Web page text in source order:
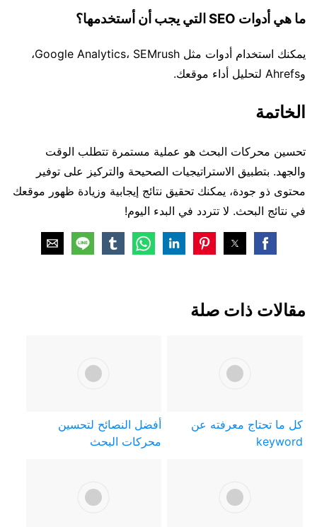
ما هي أدوات SEO التي يجب أن أستخدمها؟
يمكنك استخدام أدوات مثل Google Analytics، SEMrush،
وAhrefs لتحليل أداء موقعك.
الخاتمة
تحسين محركات البحث هو عملية مستمرة تتطلب الوقت
والجهد. بتطبيق الاستراتيجيات الصحيحة والتركيز على توفير
محتوى ذو جودة، يمكنك تحقيق نتائج إيجابية وزيادة ظهور موقعك
في نتائج البحث. لا تتردد في البدء اليوم!
مقالات ذات صلة
كل ما تحتاج معرفته عن
keyword
أفضل النصائح لتحسين
محركات البحث